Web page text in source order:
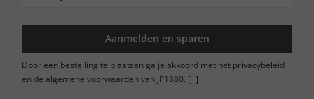
Aanmelden en sparen
Door een bestelling te plaatsen ga je akkoord met het privacybeleid
en de algemene voorwaarden van JP1880. [+]